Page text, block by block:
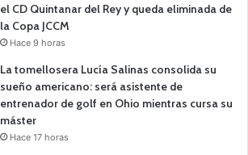
el CD Quintanar del Rey y queda eliminada de
la Copa JCCM
Hace 9 horas
La tomellosera Lucía Salinas consolida su
sueño americano: será asistente de
entrenador de golf en Ohio mientras cursa su
máster
Hace 17 horas